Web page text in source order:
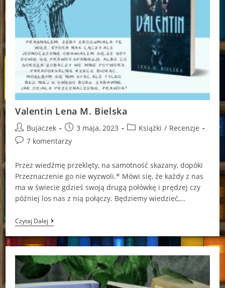
Valentin Lena M. Bielska
Post
author:
Bujaczek
Post
published:
3 maja, 2023
PostKsiążki / Recenzje
Post7 komentarzy
Przez wiedźmę przeklęty, na samotność skazany, dopóki
Przeznaczenie go nie wyzwoli.* Mówi się, że każdy z nas
ma w świecie gdzieś swoją drugą połówkę i prędzej czy
później los nas z nią połączy. Będziemy wiedzieć,…
Czytaj DalejValentin
Lena
M.
Bielska